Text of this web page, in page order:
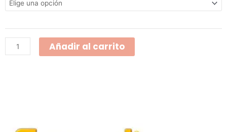
Evacol
002
AntideslizanteAñadir al carrito